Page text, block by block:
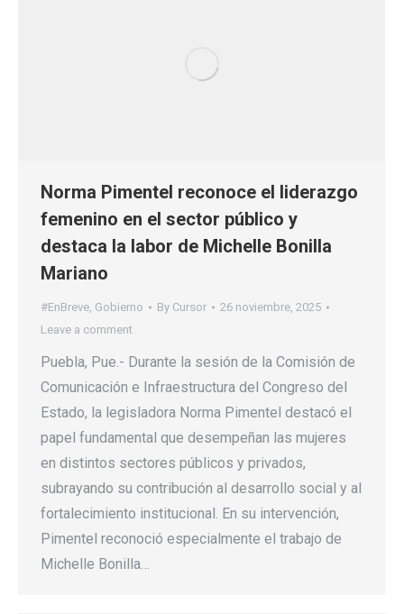
Norma Pimentel reconoce el liderazgo
femenino en el sector público y
destaca la labor de Michelle Bonilla
Mariano
#EnBreve, Gobierno By Cursor
26 noviembre, 2025
Leave a comment
Puebla, Pue.- Durante la sesión de la Comisión de
Comunicación e Infraestructura del Congreso del
Estado, la legisladora Norma Pimentel destacó el
papel fundamental que desempeñan las mujeres
en distintos sectores públicos y privados,
subrayando su contribución al desarrollo social y al
fortalecimiento institucional. En su intervención,
Pimentel reconoció especialmente el trabajo de
Michelle Bonilla…